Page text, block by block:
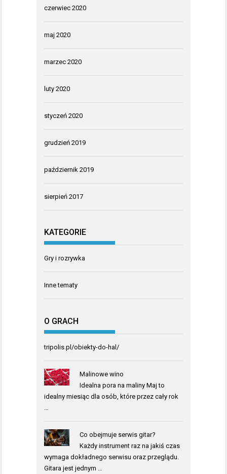
czerwiec 2020
maj 2020
marzec 2020
luty 2020
styczeń 2020
grudzień 2019
październik 2019
sierpień 2017
KATEGORIE
Gry i rozrywka
Inne tematy
O GRACH
tripolis.pl/obiekty-do-hal/
Malinowe wino
Idealna pora na maliny Maj to
idealny miesiąc dla osób, które przez cały rok
Co obejmuje serwis gitar?
Każdy instrument raz na jakiś czas
wymaga dokładnego serwisu oraz przeglądu.
Gitara jest jednym …